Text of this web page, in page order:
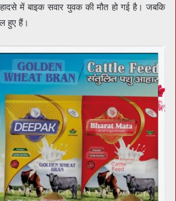
में बाइक सवार युवक की मौत हो गई है। जबकि
हुए हैं।